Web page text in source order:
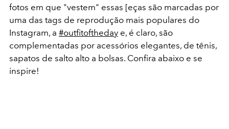
fotos em que "vestem" essas [eças são marcadas por
uma das tags de reprodução mais populares do
Instagram, a #outfitoftheday e, é claro, são
complementadas por acessórios elegantes, de tênis,
sapatos de salto alto a bolsas. Confira abaixo e se
inspire!